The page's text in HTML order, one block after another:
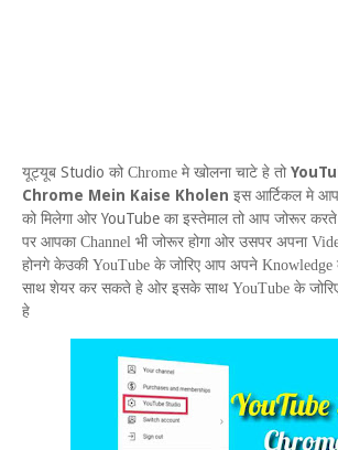
यूट्यूब Studio को Chrome मे खोलना चाटे हे तो
Chrome Mein Kaise Kholen इस आर्टिकल मे
को मिलेगा ओर YouTube का इस्तेमाल तो आप जोरूर करते
पर आपका Channel भी जोरूर होगा ओर उसपर अपना
होनगे केउकी YouTube के जोरिए आप अपने Knowledge
साथ शेयर कर सकते हे ओर इसके साथ YouTube के
हे